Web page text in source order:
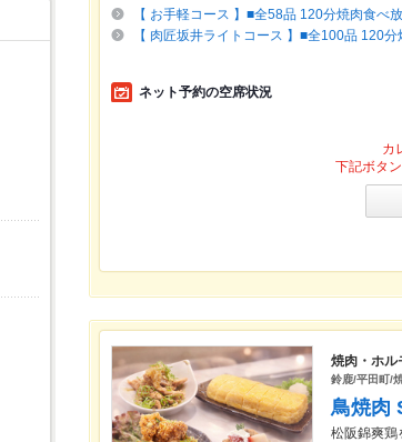
【 お手軽コース 】■全58品 120分焼肉食べ
【 肉匠坂井ライトコース 】■全100品 120
ネット予約の空席状況
カ
下記ボタ
焼肉・ホル
鈴鹿/平田町/
鳥焼肉
松阪錦爽鶏